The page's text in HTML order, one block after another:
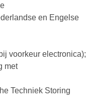
en Engelse
voorkeur electronica);
met
Techniek Storing